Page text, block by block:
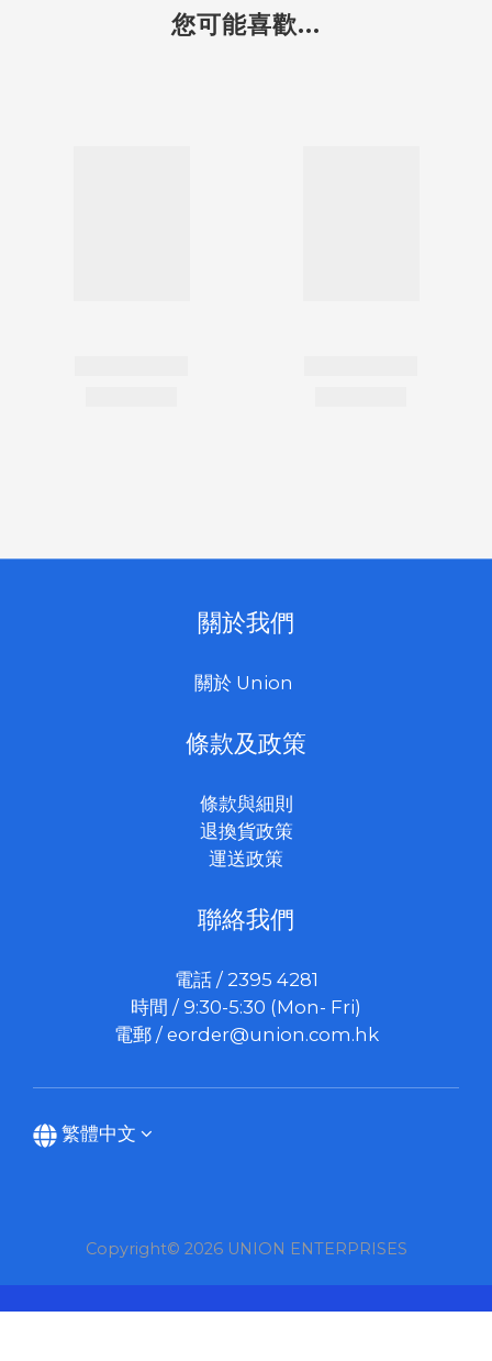
您可能喜歡...
關於我們
關於 Union
條款及政策
條款與細則
退換貨政策
運送政策
聯絡我們
電話 / 2395 4281
時間 / 9:30-5:30 (Mon- Fri)
電郵 / eorder@union.com.hk
繁體中文
Copyright© 2026 UNION ENTERPRISES